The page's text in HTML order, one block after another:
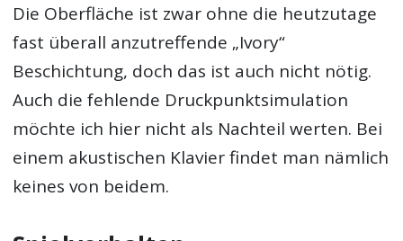
Die Oberfläche ist zwar ohne die heutzutage
fast überall anzutreffende „Ivory“
Beschichtung, doch das ist auch nicht nötig.
Auch die fehlende Druckpunktsimulation
möchte ich hier nicht als Nachteil werten. Bei
einem akustischen Klavier findet man nämlich
keines von beidem.